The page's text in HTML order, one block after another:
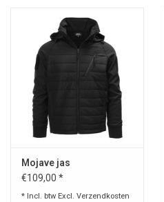
Mojave jas
€109,00 *
* Incl. btw Excl. Verzendkosten